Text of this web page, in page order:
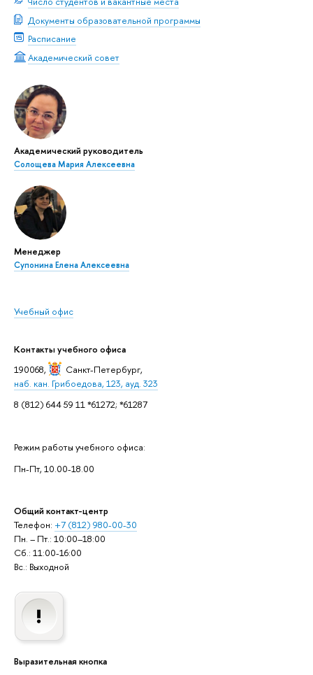
Документы образовательной программы
Расписание
Академический совет
Академический руководитель
Солощева Мария Алексеевна
Менеджер
Супонина Елена Алексеевна
Учебный офис
Контакты учебного офиса
190068,
Санкт-Петербург,
наб. кан. Грибоедова, 123, ауд. 323
8 (812) 644 59 11 *61272; *61287
Режим работы учебного офиса:
Пн-Пт, 10.00-18.00
Общий контакт-центр
Телефон: +7 (812) 980-00-30
Пн. – Пт.: 10:00–18:00
Сб.: 11:00-16:00
Вс.: Выходной
Выразительная кнопка